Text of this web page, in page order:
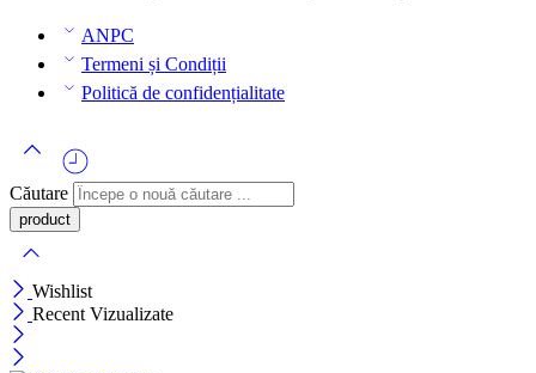
ANPC
Termeni și Condiții
Politică de confidențialitate
Căutare
Wishlist
Recent Vizualizate